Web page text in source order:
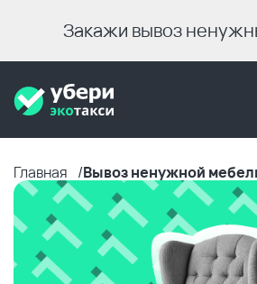
Закажи вывоз
Главная Вывоз ненужной